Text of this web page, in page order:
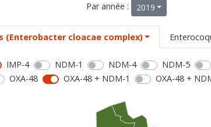
Par année : 2019
(Enterobacter cloacae complex)
IMP-4 NDM-1 NDM-4 NDM-5
OXA-48 OXA-48 + NDM-1 OXA-48 +